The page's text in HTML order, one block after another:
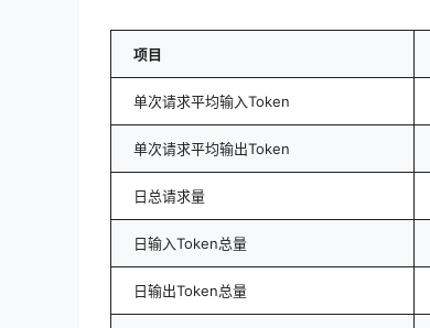
项目
单次请求平均输入Token
单次请求平均输出Token
日总请求量
日输入Token总量
日输出Token总量